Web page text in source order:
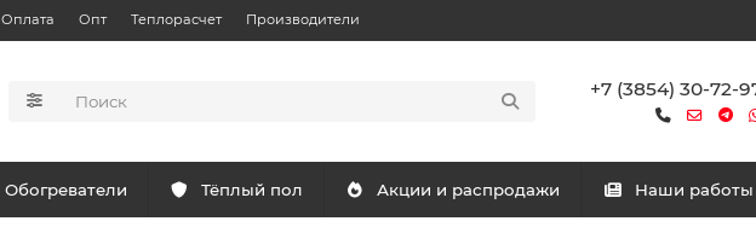
Оплата Опт Теплорасчет Производители
+7 (3854) 30-72-
Обогреватели Тёплый пол Акции и распродажи Наши работы